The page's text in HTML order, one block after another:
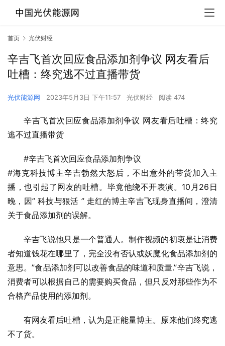
首页 光伏财经
辛吉飞首次回应食品添加剂争议 网友看后
吐槽：终究逃不过直播带货
光伏能源网 2023年5月3日 下午11:57 光伏财经 阅读 474
辛吉飞首次回应食品添加剂争议 网友看后吐槽：终究
逃不过直播带货
#辛吉飞首次回应食品添加剂争议
#海克科技博主辛吉勃然大怒后，不出意外的带货加入主
播，也引起了网友的吐槽。毕竟他绕不开表演。10月26日
晚，因” 科技与狠活 ” 走红的博主辛吉飞现身直播间，澄清
关于食品添加剂的误解。
辛吉飞说他只是一个普通人。制作视频的初衷是让消费
者知道钱花在哪里了，完全没有否认或妖魔化食品添加剂的
意思。”食品添加剂可以改善食品的味道和质量.”辛吉飞说，
消费者可以根据自己的需要购买食品，但只反对那些作为不
合格产品使用的添加剂。
有网友看后吐槽，认为是正能量博主。原来他们终究逃
不了货。